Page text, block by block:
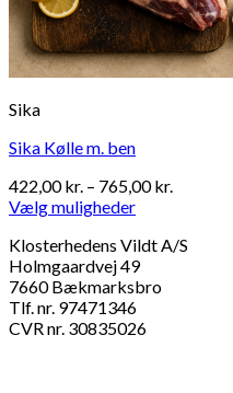
Sika
Sika Kølle m. ben
422,00kr. – 765,00kr.
765,00
Vælg muligheder
vare
har
flere
varianter.
Mulighederne
Klosterhedens Vildt A/S
Holmgaardvej 49
7660 Bækmarksbro
Tlf. nr. 97471346
CVR nr. 30835026